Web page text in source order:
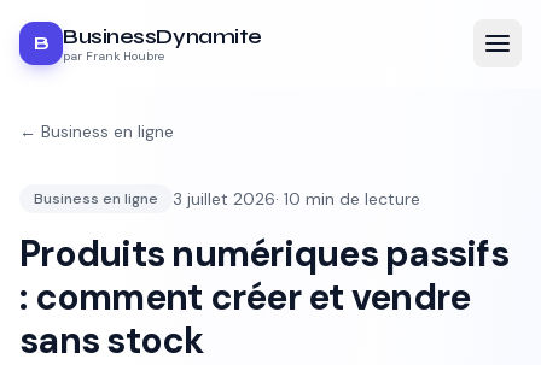
B BusinessDynamite
par Frank Houbre
← Business en ligne
Business en ligne 3 juillet 2026· 10 min de lecture
Produits numériques passifs
: comment créer et vendre
sans stock